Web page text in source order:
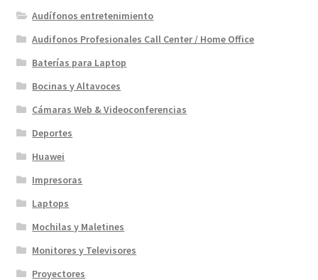
Audífonos entretenimiento
Audifonos Profesionales Call Center / Home Office
Baterías para Laptop
Bocinas y Altavoces
Cámaras Web & Videoconferencias
Deportes
Huawei
Impresoras
Laptops
Mochilas y Maletines
Monitores y Televisores
Proyectores